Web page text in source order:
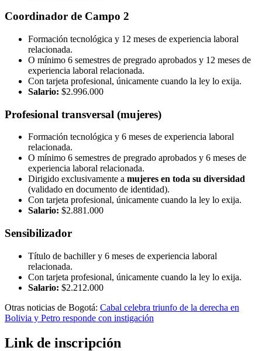
Coordinador de Campo 2
Formación tecnológica y 12 meses de experiencia laboral
relacionada.
O mínimo 6 semestres de pregrado aprobados y 12 meses de
experiencia laboral relacionada.
Con tarjeta profesional, únicamente cuando la ley lo exija.
Salario: $2.996.000
Profesional transversal (mujeres)
Formación tecnológica y 6 meses de experiencia laboral
relacionada.
O mínimo 6 semestres de pregrado aprobados y 6 meses de
experiencia laboral relacionada.
Dirigido exclusivamente a mujeres en toda su diversidad
(validado en documento de identidad).
Con tarjeta profesional, únicamente cuando la ley lo exija.
Salario: $2.881.000
Sensibilizador
Título de bachiller y 6 meses de experiencia laboral
relacionada.
Con tarjeta profesional, únicamente cuando la ley lo exija.
Salario: $2.212.000
Otras noticias de Bogotá: Cabal celebra triunfo de la derecha en
Bolivia y Petro responde con instigación
Link de inscripción